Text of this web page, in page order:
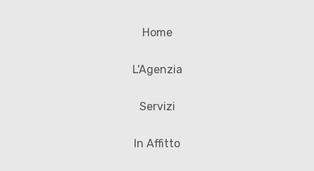
Home
L'Agenzia
Servizi
In Affitto